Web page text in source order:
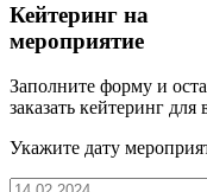
Кейтеринг на
мероприятие
Заполните форму и
заказать кейтеринг
Укажите дату